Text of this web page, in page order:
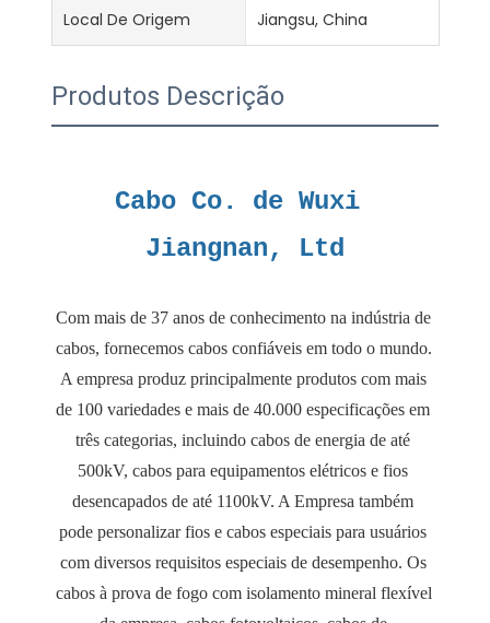
Local De Origem Jiangsu, China
Produtos Descrição
Cabo Co. de Wuxi
Com mais de 37 anos de conhecimento na indústria de
cabos, fornecemos cabos confiáveis ​​em todo o mundo.
A empresa produz principalmente produtos com mais
de 100 variedades e mais de 40.000 especificações em
três categorias, incluindo cabos de energia de até
500kV, cabos para equipamentos elétricos e fios
desencapados de até 1100kV. A Empresa também
pode personalizar fios e cabos especiais para usuários
com diversos requisitos especiais de desempenho. Os
cabos à prova de fogo com isolamento mineral flexível